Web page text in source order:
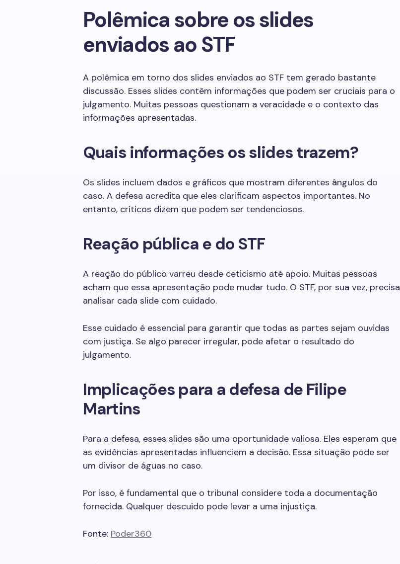
Polêmica sobre os slides
enviados ao STF
A polêmica em torno dos slides enviados ao STF tem gerado bastante
discussão. Esses slides contêm informações que podem ser cruciais para o
julgamento. Muitas pessoas questionam a veracidade e o contexto das
informações apresentadas.
Quais informações os slides trazem?
Os slides incluem dados e gráficos que mostram diferentes ângulos do
caso. A defesa acredita que eles clarificam aspectos importantes. No
entanto, críticos dizem que podem ser tendenciosos.
Reação pública e do STF
A reação do público varreu desde ceticismo até apoio. Muitas pessoas
acham que essa apresentação pode mudar tudo. O STF, por sua vez, precisa
analisar cada slide com cuidado.
Esse cuidado é essencial para garantir que todas as partes sejam ouvidas
com justiça. Se algo parecer irregular, pode afetar o resultado do
julgamento.
Implicações para a defesa de Filipe
Martins
Para a defesa, esses slides são uma oportunidade valiosa. Eles esperam que
as evidências apresentadas influenciem a decisão. Essa situação pode ser
um divisor de águas no caso.
Por isso, é fundamental que o tribunal considere toda a documentação
fornecida. Qualquer descuido pode levar a uma injustiça.
Fonte: Poder360